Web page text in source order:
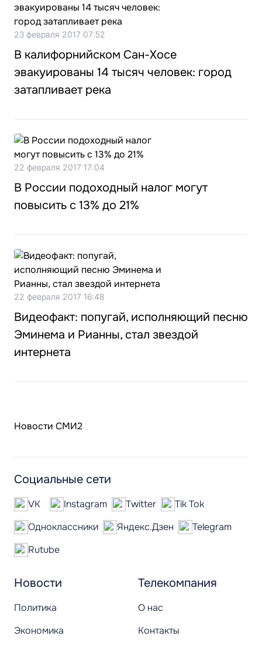
23 февраля 2017 07:52
В калифорнийском Сан-Хосе
эвакуированы 14 тысяч человек: город
затапливает река
22 февраля 2017 17:04
В России подоходный налог могут
повысить с 13% до 21%
22 февраля 2017 16:48
Видеофакт: попугай, исполняющий песню
Эминема и Рианны, стал звездой
интернета
Новости СМИ2
Новости
Политика
Экономика
Телекомпания
О нас
Контакты
Социальные сети
VK Instagram Twitter
Tik Tok
Одноклассники
Яндекс.Дзен
Telegram
Rutube